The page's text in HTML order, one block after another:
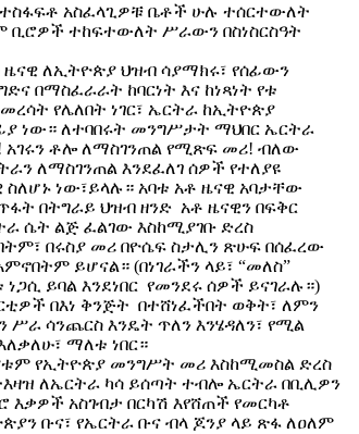
አስፈላጊዎቹ ቤቶች ሁሉ ተሰርተውለት
ቢሮዎች ተከፍተውለት ሥራውን በስነስርስዓት
ለኢትዮጵያ ህዝብ ሳያማክሩ፣ የሰፊውን
በማስፈራራት ከባርነት እና ከነጻነት የቱ
የሌለበት ነገር፣ ኤርትራ ከኢትዮጵያ
ነው። ለተባበሩት መንግሥታት ማህበር ኤርትራ
ቶሎ ለማስገንጠል የሚጽፍ መሪ! ብለው
ለማስገንጠል እንደፈለገ ሰዎች የተለያዩ
ነው፣ይላሉ። አባቱ አቶ ዜናዊ አባታቸው
በትግራይ ህዝብ ዘንድ አቶ ዜናዊን በፍቅር
ሴት ልጅ ፈልገው እስከሚያገቡ ድረስ
በሩስያ መሪ በዮሴፍ ስታሊን ጽሁፍ በሰፈረው
ይሆናል። (በነገራችን ላይ፣ “መለስ”
ይባል እንደነበር የመንደሩ ሰዎች ይናገራሉ።)
በእነ ቅንጅት በተሸነፈችበት ወቅት፣ ለምን
ሳንጨርስ እንዴት ጥለን እንሄዳለን፣ የሚል
ማለቱ ነበር።
የኢትዮጵያ መንግሥት መሪ እስከሚመስል ድረስ
ለኤርትራ ካሳ ይሰጣት ተብሎ ኤርትራ በቢሊዎን
እቃዎች አስገብታ በርካሽ እየሸጠች የመርካቶ
ቡና፣ የኤርትራ ቡና ብላ ጆንያ ላይ ጽፋ ለዐለም